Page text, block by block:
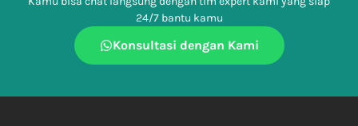
24/7 bantu kamu
Konsultasi dengan Kami